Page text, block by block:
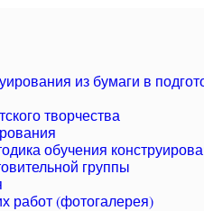
из бумаги в
творчества
обучения
группы
работ (фотогалерея)